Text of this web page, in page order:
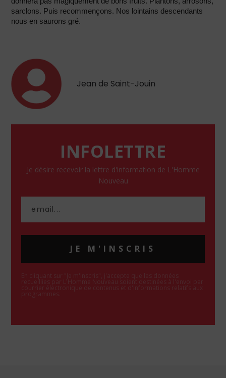
sarclons. Puis recommençons. Nos lointains descendants
nous en saurons gré.
Jean de Saint-Jouin
INFOLETTRE
Je désire recevoir la lettre d'information de L'Homme
Nouveau
JE M'INSCRIS
En cliquant sur "Je m'inscris", j'accepte que les données
recueillies par L'Homme Nouveau soient destinées à l'envoi par
courrier électronique de contenus et d'informations relatifs aux
programmes.